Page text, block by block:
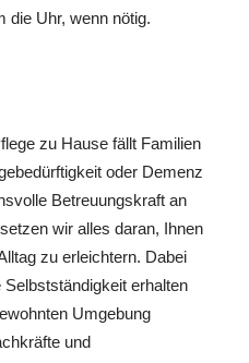
die Uhr, wenn nötig.
zu Hause fällt Familien
oder Demenz
Betreuungskraft an
wir alles daran, Ihnen
zu erleichtern. Dabei
erhalten
Umgebung
und